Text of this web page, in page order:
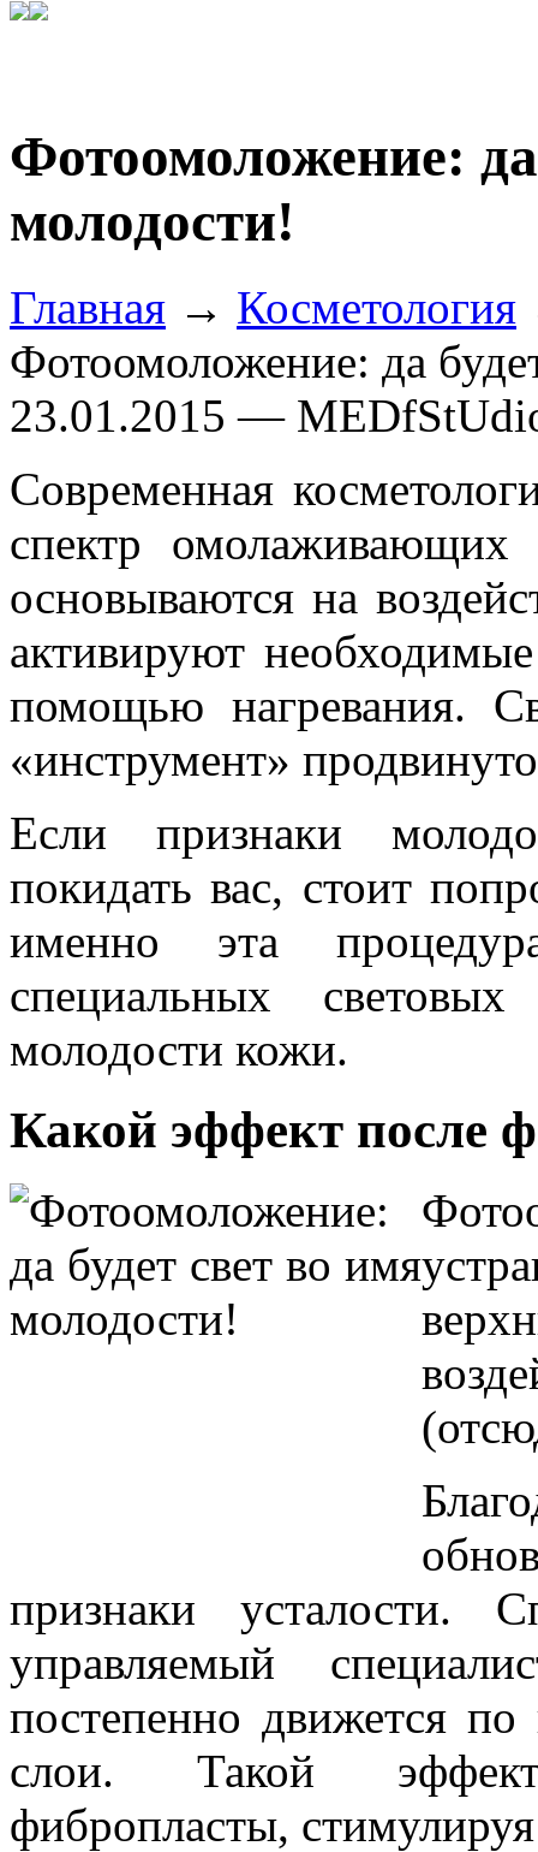
Фотоомоложение:
молодости!
Главная → Косметология
Фотоомоложение: да
23.01.2015 —
Современная
спектр
основываются на
активируют
помощью нагревания.
«инструмент»
Если признаки
покидать вас, стоит
именно эта
специальных
молодости кожи.
Какой эффект после
признаки усталости.
управляемый
постепенно движется по
слои. Такой эффект
фибропласты,